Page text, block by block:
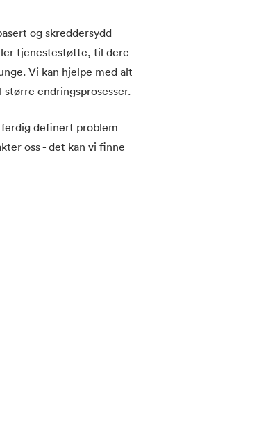
og skreddersydd
tjenestestøtte, til dere
Vi kan hjelpe med alt
endringsprosesser.
definert problem
oss - det kan vi finne